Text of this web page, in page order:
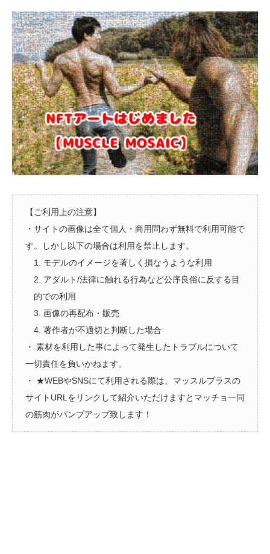
【ご利用上の注意】
・サイトの画像は全て個人・商用問わず無料で利用可能で
す。しかし以下の場合は利用を禁止します。
1. モデルのイメージを著しく損なうような利用
2. アダルト/法律に触れる行為など公序良俗に反する目
的での利用
3. 画像の再配布・販売
4. 著作者が不適切と判断した場合
・ 素材を利用した事によって発生したトラブルについて
一切責任を負いかねます。
・ ★WEBやSNSにて利用される際は、マッスルプラスの
サイトURLをリンクして紹介いただけますとマッチョ一同
の筋肉がパンプアップ致します！